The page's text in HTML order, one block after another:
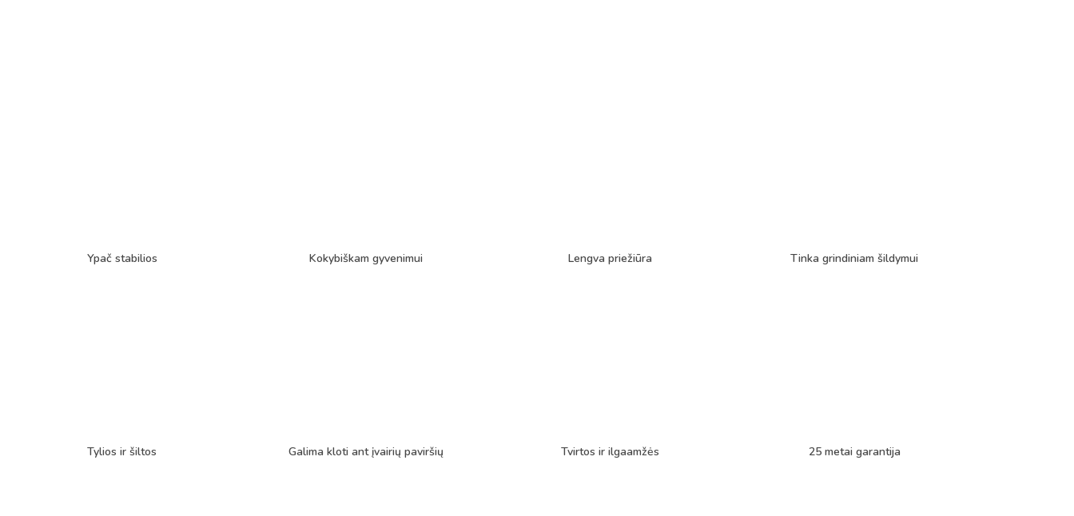
Ypač stabilios Kokybiškam gyvenimui Lengva priežiūra Tinka grindiniam šildymui
Tylios ir šiltos Galima kloti ant įvairių paviršių Tvirtos ir ilgaamžės 25 metai garantija